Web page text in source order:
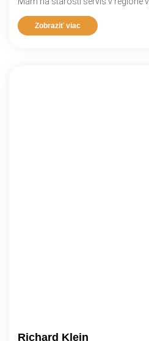
Zobraziť viac
Richard Klein